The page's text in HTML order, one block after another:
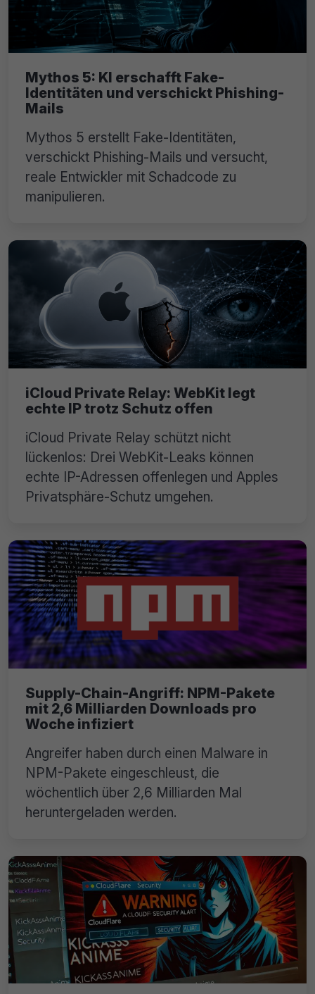
Mythos 5: KI erschafft Fake-
Identitäten und verschickt Phishing-
Mails
Mythos 5 erstellt Fake-Identitäten,
verschickt Phishing-Mails und versucht,
reale Entwickler mit Schadcode zu
manipulieren.
iCloud Private Relay: WebKit legt
echte IP trotz Schutz offen
iCloud Private Relay schützt nicht
lückenlos: Drei WebKit-Leaks können
echte IP-Adressen offenlegen und Apples
Privatsphäre-Schutz umgehen.
Supply-Chain-Angriff: NPM-Pakete
mit 2,6 Milliarden Downloads pro
Woche infiziert
Angreifer haben durch einen Malware in
NPM-Pakete eingeschleust, die
wöchentlich über 2,6 Milliarden Mal
heruntergeladen werden.